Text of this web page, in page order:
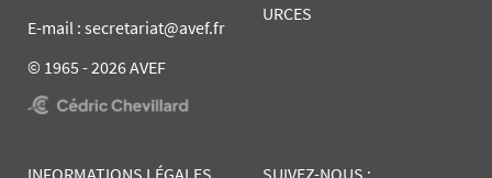
E-mail : secretariat@avef.fr
© 1965 - 2026 AVEF
URCES